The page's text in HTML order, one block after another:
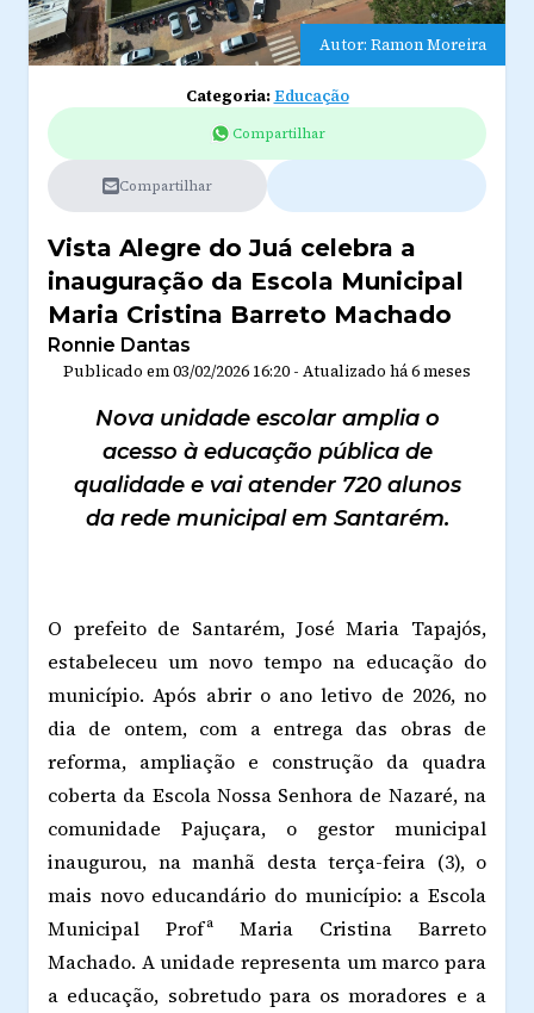
Autor: Ramon Moreira
Categoria:Educação
Compartilhar
Compartilhar
Vista Alegre do Juá celebra a
inauguração da Escola Municipal
Maria Cristina Barreto Machado
Ronnie Dantas
Publicado em03/02/2026 16:20 - Atualizado há 6 meses
Nova unidade escolar amplia o
acesso à educação pública de
qualidade e vai atender 720 alunos
da rede municipal em Santarém.
O prefeito de Santarém, José Maria Tapajós,
estabeleceu um novo tempo na educação do
município. Após abrir o ano letivo de 2026, no
dia de ontem, com a entrega das obras de
reforma, ampliação e construção da quadra
coberta da Escola Nossa Senhora de Nazaré, na
comunidade Pajuçara, o gestor municipal
inaugurou, na manhã desta terça-feira (3), o
mais novo educandário do município: a Escola
Municipal Profª Maria Cristina Barreto
Machado. A unidade representa um marco para
a educação, sobretudo para os moradores e a